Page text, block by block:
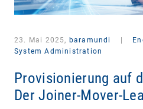
23. Mai 2025, baramundi
System Administration
Provisionierung auf
Der Joiner-Mover-